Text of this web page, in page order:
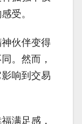
受。
伙伴变得
。然而，
响到交易
满足感，